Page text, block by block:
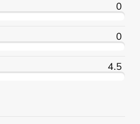
0
0
4.5